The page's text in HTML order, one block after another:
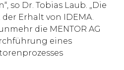
so Dr. Tobias Laub. „Die
Erhalt von IDEMA.
die MENTOR AG
eines